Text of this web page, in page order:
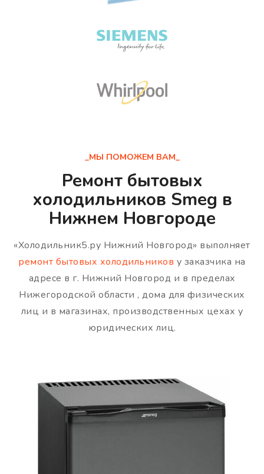
_МЫ ПОМОЖЕМ ВАМ_
Ремонт бытовых
холодильников Smeg в
Нижнем Новгороде
«Холодильник5.ру Нижний Новгород» выполняет
ремонт бытовых холодильников у заказчика на
адресе в г. Нижний Новгород и в пределах
Нижегородской области , дома для физических
лиц и в магазинах, производственных цехах у
юридических лиц.